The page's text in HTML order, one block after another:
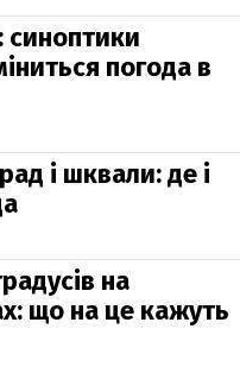
синоптики
погода в
і шквали: де і
на
що на це кажуть